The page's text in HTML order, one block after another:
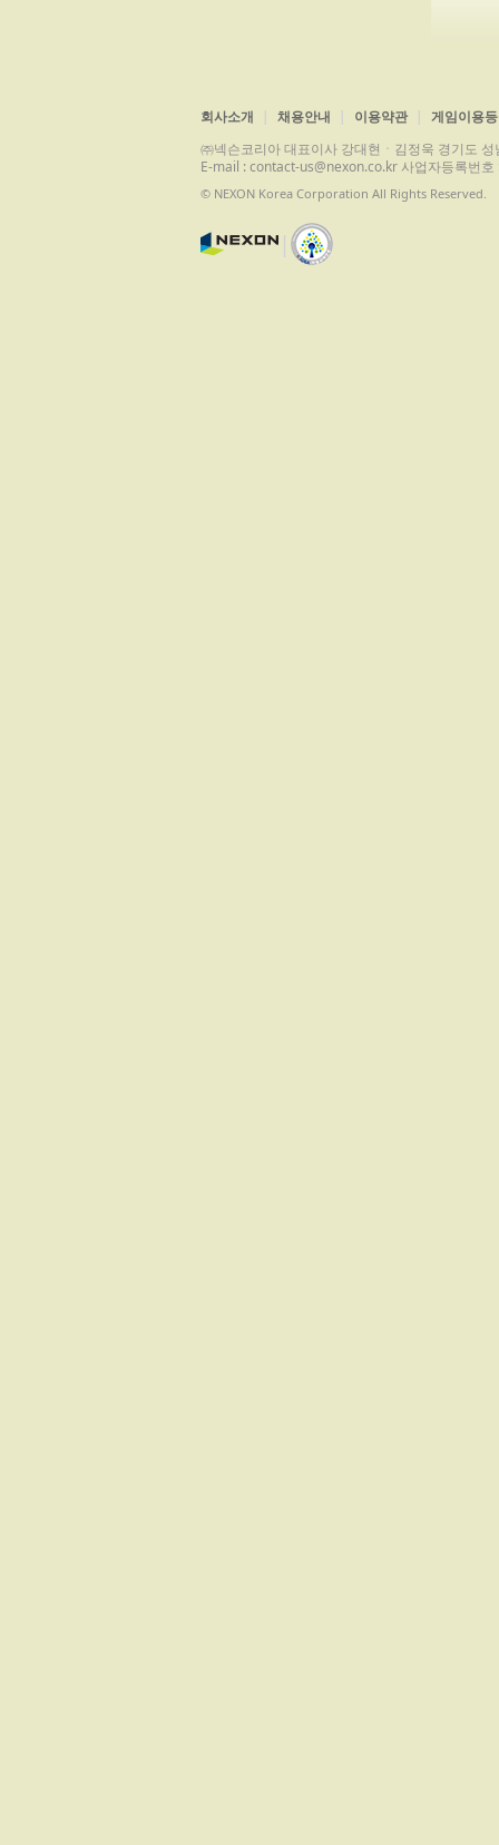
회사소개 채용안내 이용약관
게임이용
㈜넥슨코리아 대표이사 강대현ㆍ김정욱 경기도
E-mail : contact-us@nexon.co.kr 사업자등록번
© NEXON Korea Corporation All Rights Reserved.
|